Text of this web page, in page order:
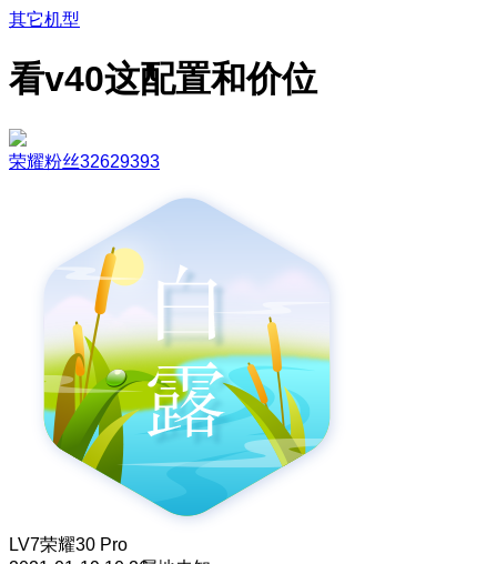
其它机型
看v40这配置和价位
荣耀粉丝32629393
LV7荣耀30 Pro